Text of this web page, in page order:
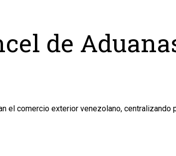
de
el comercio exterior venezolano,